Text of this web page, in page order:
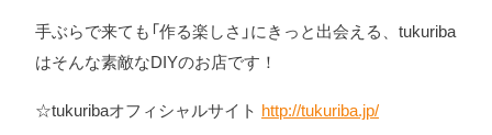
手ぶらで来ても「作る楽しさ」にきっと出会える、tukuriba
はそんな素敵なDIYのお店です！
☆tukuribaオフィシャルサイト http://tukuriba.jp/